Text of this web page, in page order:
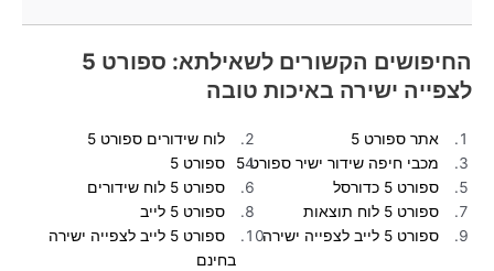
החיפושים הקשורים לשאילתא: ספורט 5
לצפייה ישירה באיכות טובה
אתר ספורט 5
לוח שידורים ספורט 5
מכבי חיפה שידור ישיר ספורט 5
ספורט 5
ספורט 5 כדורסל
ספורט 5 לוח שידורים
ספורט 5 לוח תוצאות
ספורט 5 לייב
ספורט 5 לייב לצפייה ישירה
ספורט 5 לייב לצפייה ישירה
בחינם